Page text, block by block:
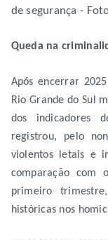
de segurança -
Queda na
Após encerrar
Rio Grande do Sul
dos indicadores
registrou, pelo
violentos letais e
comparação com
primeiro
históricas nos